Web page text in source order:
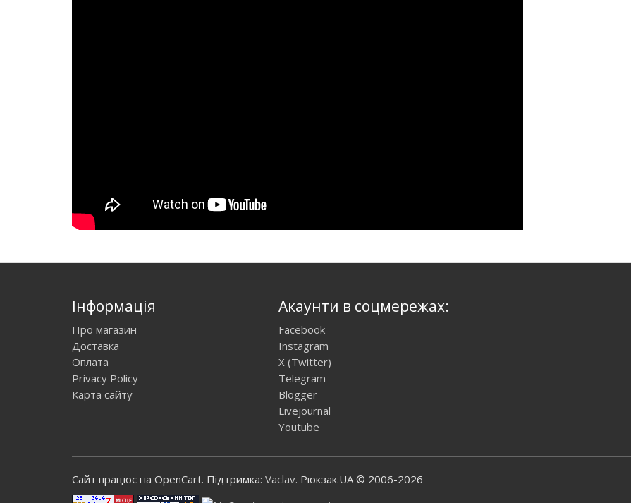
Інформація
Про магазин
Доставка
Оплата
Privacy Policy
Карта сайту
Акаунти в соцмережах:
Facebook
Instagram
X (Twitter)
Telegram
Blogger
Livejournal
Youtube
Сайт працює на OpenCart. Підтримка: Vaclav. Рюкзак.UA © 2006-2026